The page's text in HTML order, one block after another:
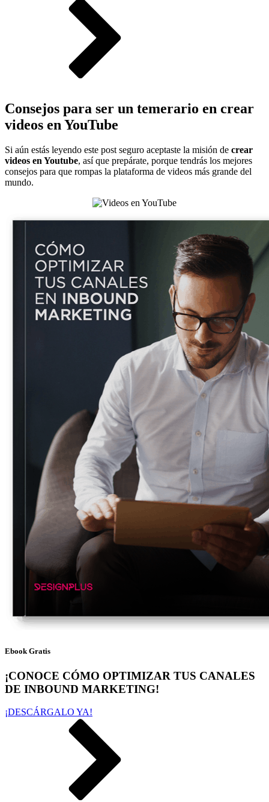
Consejos para ser un temerario en crear
videos en YouTube
Si aún estás leyendo este post seguro aceptaste la misión de crear
videos en Youtube, así que prepárate, porque tendrás los mejores
consejos para que rompas la plataforma de videos más grande del
mundo.
Ebook Gratis
¡CONOCE CÓMO OPTIMIZAR TUS CANALES
DE INBOUND MARKETING!
¡DESCÁRGALO YA!